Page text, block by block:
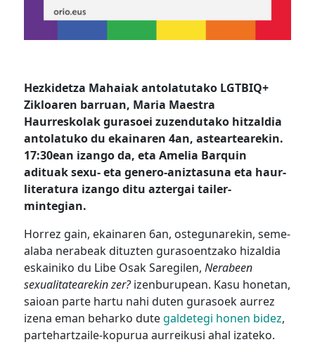
Hezkidetza Mahaiak antolatutako LGTBIQ+
Zikloaren barruan, Maria Maestra
Haurreskolak gurasoei zuzendutako hitzaldia
antolatuko du ekainaren 4an, asteartearekin.
17:30ean izango da, eta Amelia Barquin
adituak sexu- eta genero-aniztasuna eta haur-
literatura izango ditu aztergai tailer-
mintegian.
Horrez gain, ekainaren 6an, ostegunarekin, seme-
alaba nerabeak dituzten gurasoentzako hizaldia
eskainiko du Libe Osak Saregilen, Nerabeen
sexualitatearekin zer?izenburupean. Kasu honetan,
saioan parte hartu nahi duten gurasoek aurrez
izena eman beharko dutegaldetegi honen bidez,
partehartzaile-kopurua aurreikusi ahal izateko.